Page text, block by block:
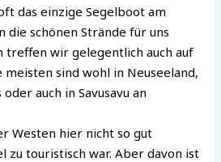
das einzige Segelboot am
die schönen Strände für uns
treffen wir gelegentlich auch auf
sind wohl in Neuseeland,
auch in Savusavu an
Westen hier nicht so gut
zu touristisch war. Aber davon ist